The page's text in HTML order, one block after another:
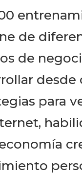
de
de
desde
para